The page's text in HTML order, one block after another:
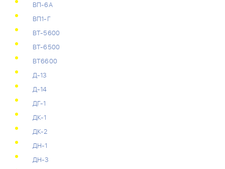
ВП-6А
ВП1-Г
ВТ-5600
ВТ-6500
ВТ6600
Д-13
Д-14
ДГ-1
ДК-1
ДК-2
ДН-1
ДН-3